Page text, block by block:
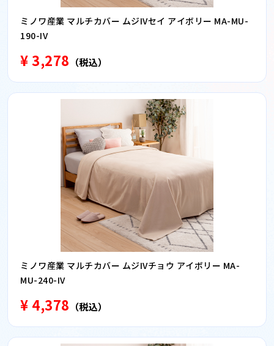
ミノワ産業 マルチカバー ムジIVセイ アイボリー MA-MU-
190-IV
¥ 3,278 （税込）
ミノワ産業 マルチカバー ムジIVチョウ アイボリー MA-
MU-240-IV
¥ 4,378 （税込）